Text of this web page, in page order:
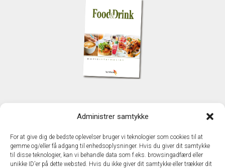
Administrer samtykke
For at give dig de bedste oplevelser bruger vi teknologier som cookies til at
gemme og/eller få adgang til enhedsoplysninger. Hvis du giver dit samtykke
til disse teknologier, kan vi behandle data som f.eks. browsingadfærd eller
unikke ID'er på dette websted. Hvis du ikke giver dit samtykke eller trækker dit
TechMedia A/S
DK – 2600 Glostrup
www.techmedia.dk
Telefon: +45 43 24 26 28